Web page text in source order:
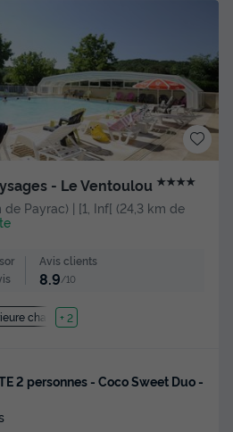
- Le Ventoulou ★★★★
de Payrac) | [1, Inf[ (24,3 km de
Avis clients
8.9/10
chauffée
+ 2
2 personnes - Coco Sweet Duo -